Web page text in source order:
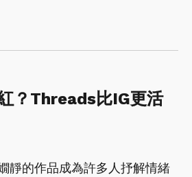
？Threads比IG更活
靜的作品成為許多人抒解情緒